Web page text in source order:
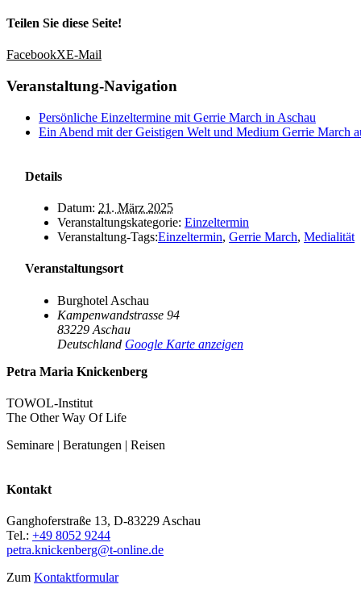
Teilen Sie diese Seite!
FacebookXE-Mail
Veranstaltung-Navigation
Persönliche Einzeltermine mit Gerrie March in Aschau
Ein Abend mit der Geistigen Welt und Medium Gerrie March
Details
Datum: 21. März 2025
Veranstaltungskategorie: Einzeltermin
Veranstaltung-Tags:Einzeltermin, Gerrie March, Medialität
Veranstaltungsort
Burghotel Aschau
Kampenwandstrasse 94
83229 Aschau
Deutschland Google Karte anzeigen
Petra Maria Knickenberg
TOWOL-Institut
The Other Way Of Life
Seminare | Beratungen | Reisen
Kontakt
Ganghoferstraße 13, D-83229 Aschau
Tel.: +49 8052 9244
petra.knickenberg@t-online.de
Zum Kontaktformular